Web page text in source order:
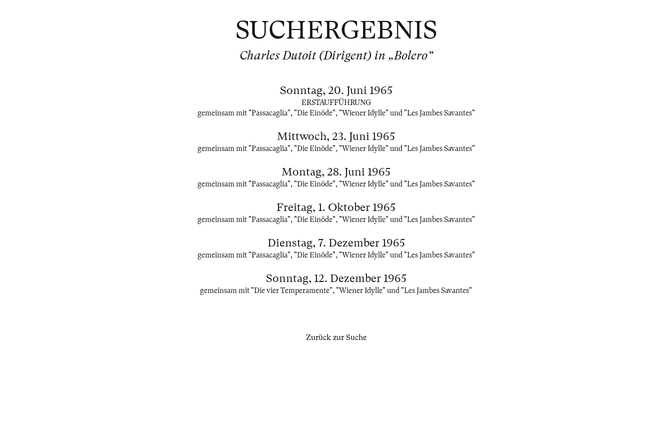
SUCHERGEBNIS
Charles Dutoit (Dirigent) in „Bolero“
Sonntag, 20. Juni 1965
ERSTAUFFÜHRUNG
gemeinsam mit "Passacaglia", "Die Einöde", "Wiener Idylle" und "Les Jambes Savantes"
Mittwoch, 23. Juni 1965
gemeinsam mit "Passacaglia", "Die Einöde", "Wiener Idylle" und "Les Jambes Savantes"
Montag, 28. Juni 1965
gemeinsam mit "Passacaglia", "Die Einöde", "Wiener Idylle" und "Les Jambes Savantes"
Freitag, 1. Oktober 1965
gemeinsam mit "Passacaglia", "Die Einöde", "Wiener Idylle" und "Les Jambes Savantes"
Dienstag, 7. Dezember 1965
gemeinsam mit "Passacaglia", "Die Einöde", "Wiener Idylle" und "Les Jambes Savantes"
Sonntag, 12. Dezember 1965
gemeinsam mit "Die vier Temperamente", "Wiener Idylle" und "Les Jambes Savantes"
Zurück zur Suche